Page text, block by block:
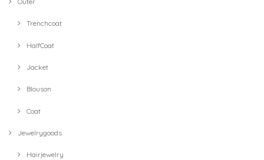
Trenchcoat
HalfCoat
Jacket
Blouson
Coat
Jewelrygoods
Hairjewelry